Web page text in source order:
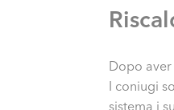
Dopo
I coniugi
sistema i